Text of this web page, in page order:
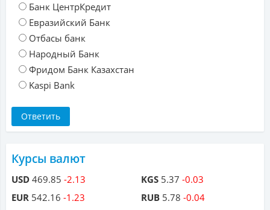
Банк ЦентрКредит
Евразийский Банк
Отбасы банк
Народный Банк
Фридом Банк Казахстан
Kaspi Bank
Курсы валют
USD 469.85 -2.13
EUR 542.16 -1.23
KGS 5.37 -0.03
RUB 5.78 -0.04